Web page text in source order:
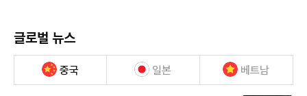
글로벌 뉴스
중국 일본 베트남